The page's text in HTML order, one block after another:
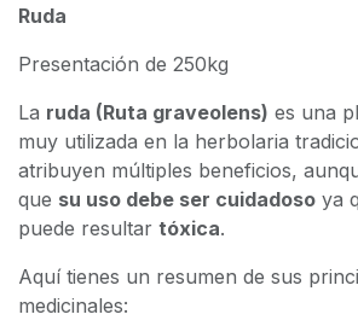
Ruda
Presentación de 250kg
La ruda (Ruta graveolens) es una
muy utilizada en la herbolaria
atribuyen múltiples beneficios,
que su uso debe ser cuidadoso ya
puede resultar tóxica.
Aquí tienes un resumen de sus
medicinales: